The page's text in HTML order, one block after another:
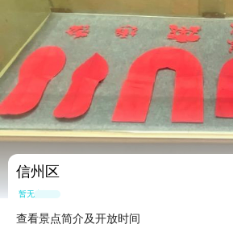
信州区
暂无点评
查看景点简介及开放时间